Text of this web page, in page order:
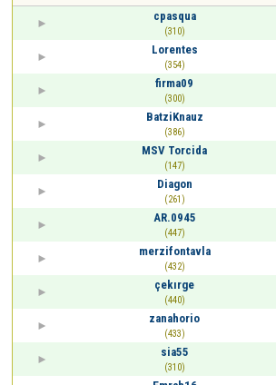
cpasqua
(310)
Lorentes
(354)
firma09
(300)
BatziKnauz
(386)
MSV Torcida
(147)
Diagon
(261)
AR.0945
(447)
merzifontavla
(432)
çekırge
(440)
zanahorio
(433)
sia55
(310)